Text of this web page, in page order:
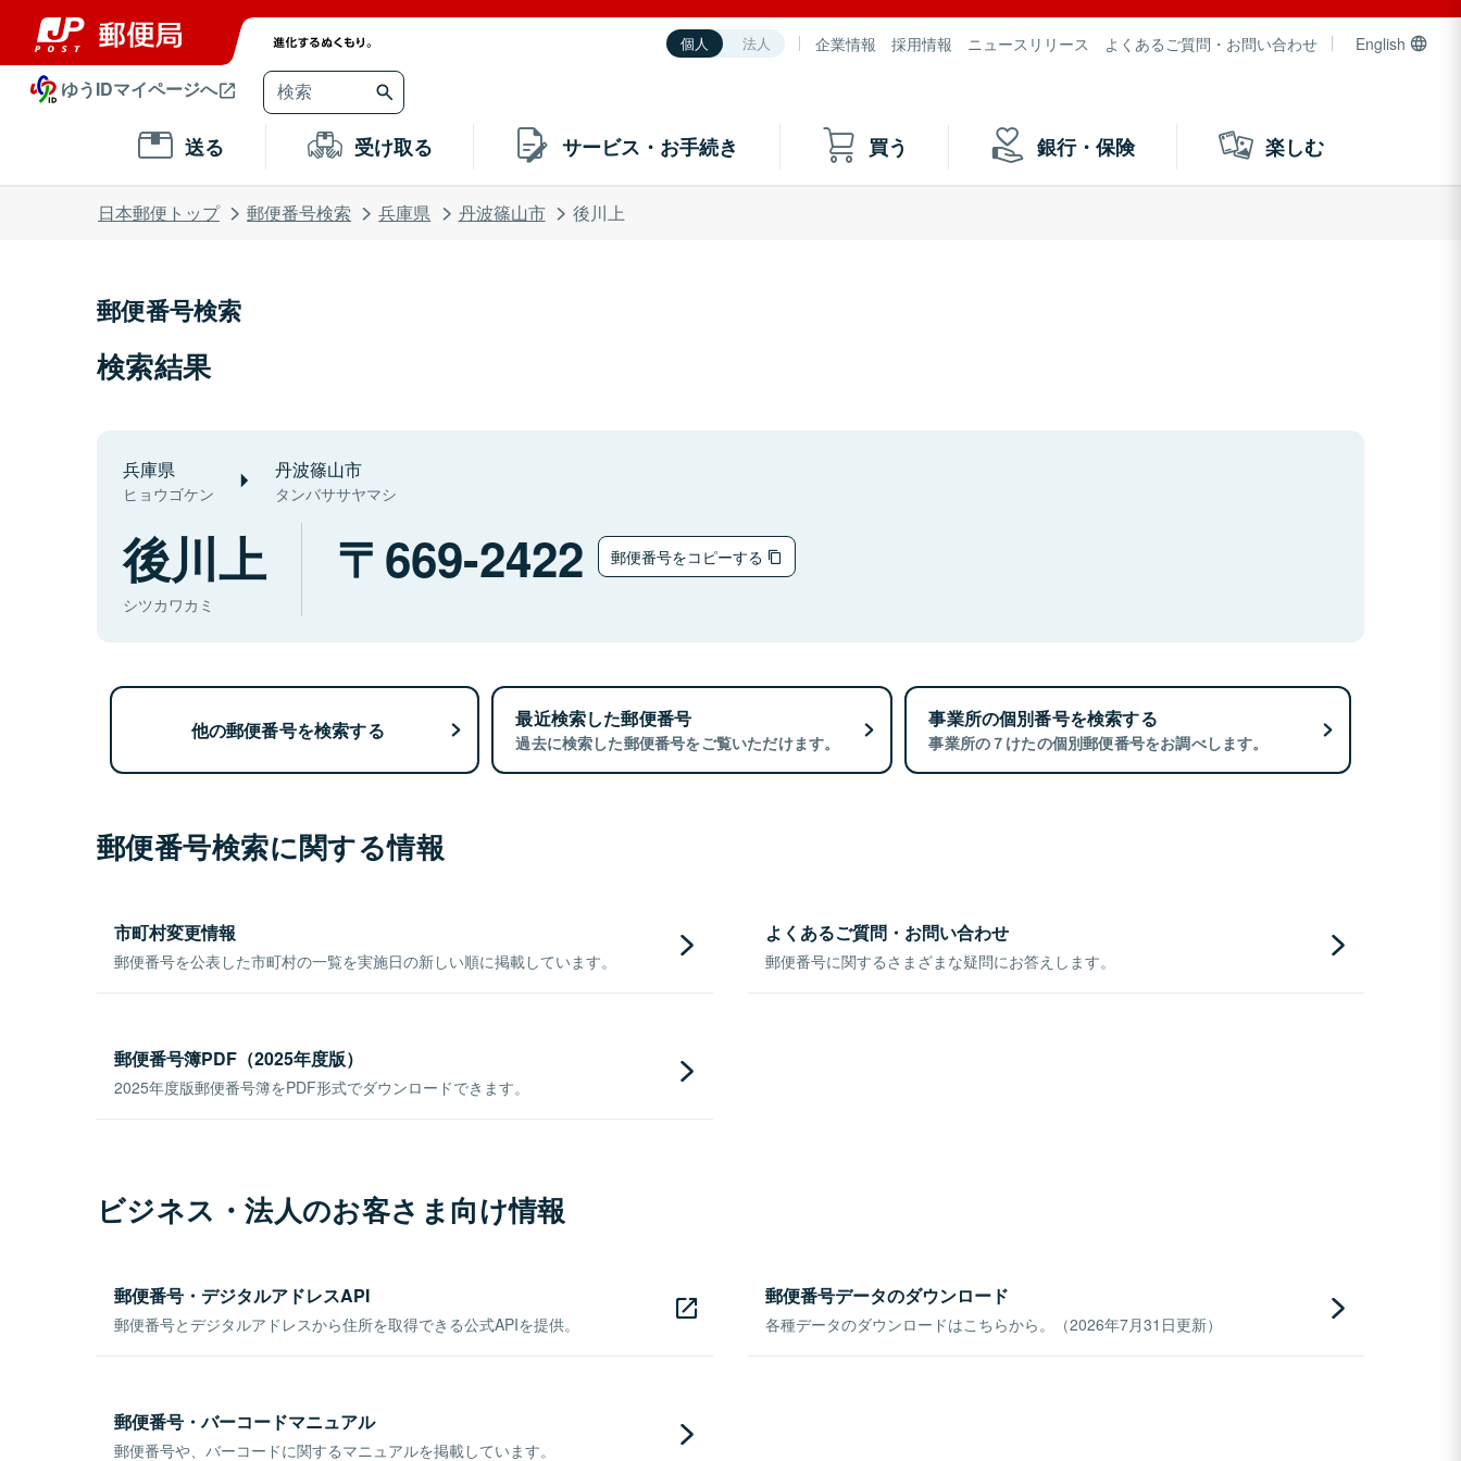
個人 法人 企業情報 採用情報 ニュースリリース よくあるご質問・お問い合わせ English
ゆうIDマイページへ
送る 受け取る サービス・お手続き 買う 銀行・保険 楽しむ
日本郵便トップ 郵便番号検索 兵庫県 丹波篠山市 後川上
郵便番号検索
検索結果
兵庫県
ヒョウゴケン
丹波篠山市
タンバササヤマシ
後川上
シツカワカミ
669-2422 郵便番号をコピーする
他の郵便番号を検索する 最近検索した郵便番号
過去に検索した郵便番号をご覧いただけます。
事業所の個別番号を検索する
事業所の７けたの個別郵便番号をお調べします。
郵便番号検索に関する情報
市町村変更情報
郵便番号を公表した市町村の一覧を実施日の新しい順に掲載しています。
よくあるご質問・お問い合わせ
郵便番号に関するさまざまな疑問にお答えします。
郵便番号簿PDF（2025年度版）
2025年度版郵便番号簿をPDF形式でダウンロードできます。
ビジネス・法人のお客さま向け情報
郵便番号・デジタルアドレスAPI
郵便番号とデジタルアドレスから住所を取得できる公式APIを提供。
郵便番号データのダウンロード
各種データのダウンロードはこちらから。（2026年7月31日更新）
郵便番号・バーコードマニュアル
郵便番号や、バーコードに関するマニュアルを掲載しています。